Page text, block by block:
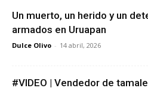
Un muerto, un herido y un
armados en Uruapan
Dulce Olivo - 14 abril, 2026
#VIDEO | Vendedor de